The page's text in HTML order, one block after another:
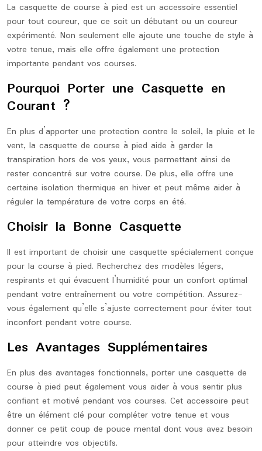
La casquette de course à pied est un accessoire essentiel
pour tout coureur, que ce soit un débutant ou un coureur
expérimenté. Non seulement elle ajoute une touche de style à
votre tenue, mais elle offre également une protection
importante pendant vos courses.
Pourquoi Porter une Casquette en
Courant ?
En plus d’apporter une protection contre le soleil, la pluie et le
vent, la casquette de course à pied aide à garder la
transpiration hors de vos yeux, vous permettant ainsi de
rester concentré sur votre course. De plus, elle offre une
certaine isolation thermique en hiver et peut même aider à
réguler la température de votre corps en été.
Choisir la Bonne Casquette
Il est important de choisir une casquette spécialement conçue
pour la course à pied. Recherchez des modèles légers,
respirants et qui évacuent l’humidité pour un confort optimal
pendant votre entraînement ou votre compétition. Assurez-
vous également qu’elle s’ajuste correctement pour éviter tout
inconfort pendant votre course.
Les Avantages Supplémentaires
En plus des avantages fonctionnels, porter une casquette de
course à pied peut également vous aider à vous sentir plus
confiant et motivé pendant vos courses. Cet accessoire peut
être un élément clé pour compléter votre tenue et vous
donner ce petit coup de pouce mental dont vous avez besoin
pour atteindre vos objectifs.